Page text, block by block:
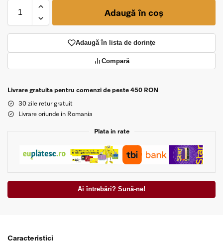
Adaugă în coș
Adaugă în lista de dorințe
Compară
Livrare gratuita pentru comenzi de peste 450 RON
30 zile retur gratuit
Livrare oriunde in Romania
Plata in rate
Ai întrebări? Sună-ne!
Caracteristici